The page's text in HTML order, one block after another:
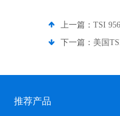
上一篇： TSI
下一篇： 美国
推荐产品